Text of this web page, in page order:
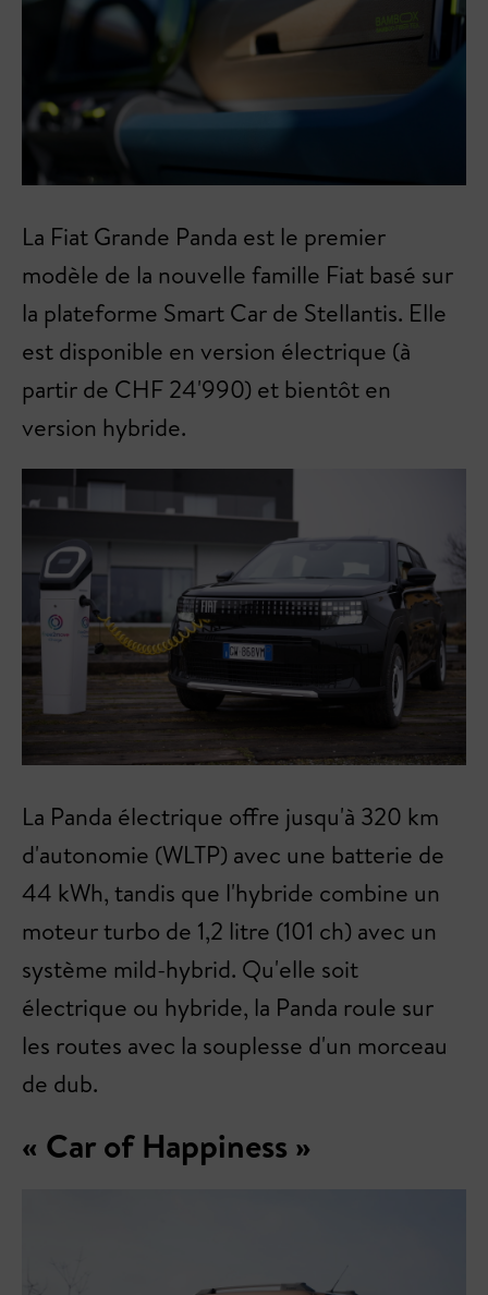
La Fiat Grande Panda est le premier
modèle de la nouvelle famille Fiat basé sur
la plateforme Smart Car de Stellantis. Elle
est disponible en version électrique (à
partir de CHF 24'990) et bientôt en
version hybride.
La Panda électrique offre jusqu'à 320 km
d'autonomie (WLTP) avec une batterie de
44 kWh, tandis que l'hybride combine un
moteur turbo de 1,2 litre (101 ch) avec un
système mild-hybrid. Qu'elle soit
électrique ou hybride, la Panda roule sur
les routes avec la souplesse d'un morceau
de dub.
« Car of Happiness »